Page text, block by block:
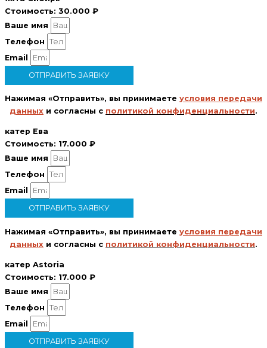
Стоимость: 30.000 ₽
Ваше имя
Телефон
Email
ОТПРАВИТЬ ЗАЯВКУ
Нажимая «Отправить», вы принимаете условия передачи
данных и согласны с политикой конфиденциальности.
катер Ева
Стоимость: 17.000 ₽
Ваше имя
Телефон
Email
ОТПРАВИТЬ ЗАЯВКУ
Нажимая «Отправить», вы принимаете условия передачи
данных и согласны с политикой конфиденциальности.
катер Astoria
Стоимость: 17.000 ₽
Ваше имя
Телефон
Email
ОТПРАВИТЬ ЗАЯВКУ